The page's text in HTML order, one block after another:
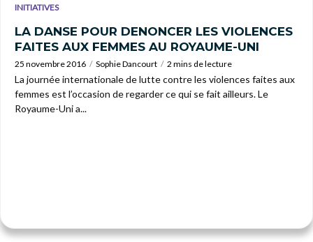
INITIATIVES
LA DANSE POUR DENONCER LES VIOLENCES
FAITES AUX FEMMES AU ROYAUME-UNI
25 novembre 2016 Sophie Dancourt 2 mins de lecture
La journée internationale de lutte contre les violences faites aux
femmes est l’occasion de regarder ce qui se fait ailleurs. Le
Royaume-Uni a...